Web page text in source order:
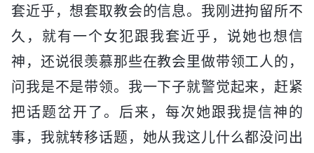
套近乎，想套取教会的信息。我刚进拘留所不
久，就有一个女犯跟我套近乎，说她也想信
神，还说很羡慕那些在教会里做带领工人的，
问我是不是带领。我一下子就警觉起来，赶紧
把话题岔开了。后来，每次她跟我提信神的
事，我就转移话题，她从我这儿什么都没问出